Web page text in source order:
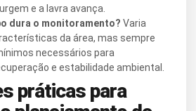
e a lavra avança.
dura o monitoramento? Varia
da área, mas sempre
necessários para
e estabilidade ambiental.
práticas para